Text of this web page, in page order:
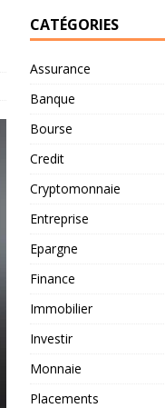
CATÉGORIES
Assurance
Banque
Bourse
Credit
Cryptomonnaie
Entreprise
Epargne
Finance
Immobilier
Investir
Monnaie
Placements